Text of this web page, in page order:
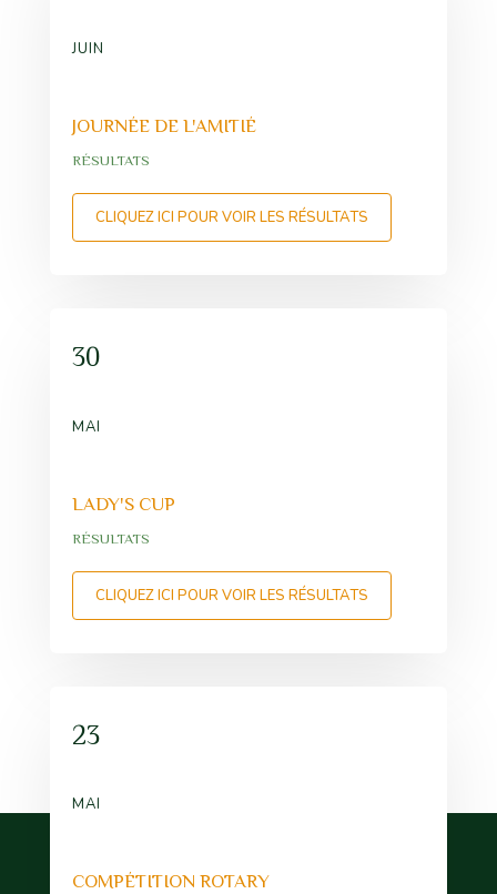
JUIN
JOURNÉE DE L'AMITIÉ
RÉSULTATS
CLIQUEZ ICI POUR VOIR LES RÉSULTATS
30
MAI
LADY'S CUP
RÉSULTATS
CLIQUEZ ICI POUR VOIR LES RÉSULTATS
23
MAI
COMPÉTITION ROTARY